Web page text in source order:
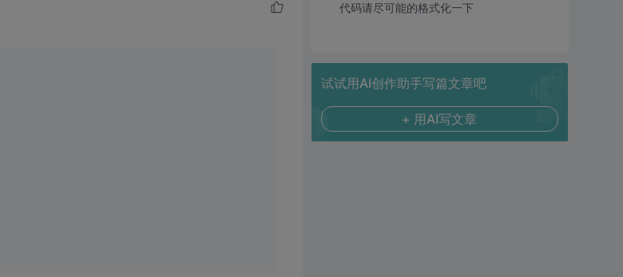
代码请尽可能的格式化一下
试试用AI创作助手写篇文章吧
+ 用AI写文章